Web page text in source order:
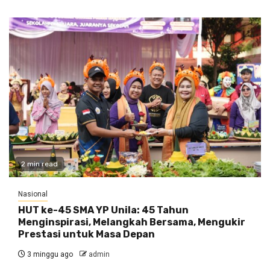
2 min read
Nasional
HUT ke-45 SMA YP Unila: 45 Tahun
Menginspirasi, Melangkah Bersama, Mengukir
Prestasi untuk Masa Depan
3 minggu ago admin